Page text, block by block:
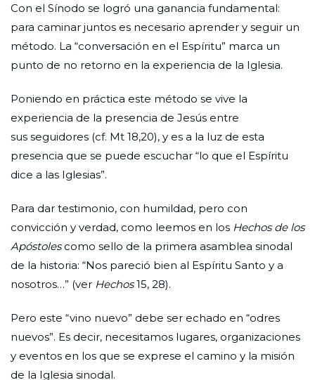
Con el Sínodo se logró una ganancia fundamental:
para caminar juntos es necesario aprender y seguir un
método. La “conversación en el Espíritu” marca un
punto de no retorno en la experiencia de la Iglesia.
Poniendo en práctica este método se vive la
experiencia de la presencia de Jesús entre
sus seguidores (cf. Mt 18,20), y es a la luz de esta
presencia que se puede escuchar “lo que el Espíritu
dice a las Iglesias”.
Para dar testimonio, con humildad, pero con
convicción y verdad, como leemos en los Hechos de los
Apóstolescomo sello de la primera asamblea sinodal
de la historia: “Nos pareció bien al Espíritu Santo y a
nosotros…” (ver Hechos15, 28).
Pero este “vino nuevo” debe ser echado en “odres
nuevos”. Es decir, necesitamos lugares, organizaciones
y eventos en los que se exprese el camino y la misión
de la Iglesia sinodal.